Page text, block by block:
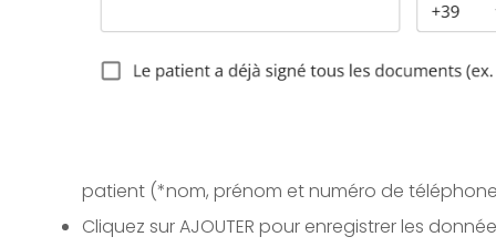
patient (*nom, prénom et numéro de
Cliquez sur AJOUTER pour enregistrer les